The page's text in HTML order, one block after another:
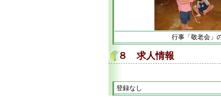
行事「敬老会」
８ 求人情報
登録なし